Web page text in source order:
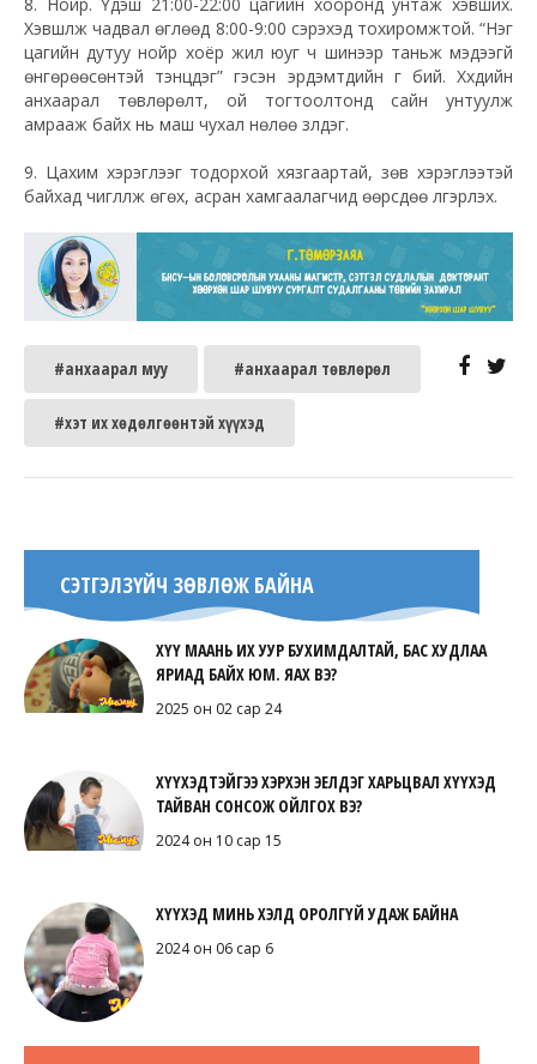
Хэвшүүлж чадвал өглөөд 8:00-9:00 сэрэхэд тохиромжтой. “Нэг
цагийн дутуу нойр хоёр жил юуг ч шинээр таньж мэдээгүй
өнгөрөөсөнтэй тэнцдэг” гэсэн эрдэмтдийн үг бий. Хүүхдийн
анхаарал төвлөрөлт, ой тогтоолтонд сайн унтуулж
амрааж байх нь маш чухал нөлөө үзүүлдэг.
9. Цахим хэрэглээг тодорхой хязгаартай, зөв хэрэглээтэй
байхад чиглүүлж өгөх, асран хамгаалагчид өөрсдөө үлгэрлэх.
#анхаарал муу #анхаарал төвлөрөл
#хэт их хөдөлгөөнтэй хүүхэд
СЭТГЭЛЗҮЙЧ ЗӨВЛӨЖ БАЙНА
ХҮҮ МААНЬ ИХ УУР БУХИМДАЛТАЙ, БАС ХУДЛАА
ЯРИАД БАЙХ ЮМ. ЯАХ ВЭ?
2025 он 02 сар 24
ХҮҮХЭДТЭЙГЭЭ ХЭРХЭН ЭЕЛДЭГ ХАРЬЦВАЛ ХҮҮХЭД
ТАЙВАН СОНСОЖ ОЙЛГОХ ВЭ?
2024 он 10 сар 15
ХҮҮХЭД МИНЬ ХЭЛД ОРОЛГҮЙ УДАЖ БАЙНА
2024 он 06 сар 6